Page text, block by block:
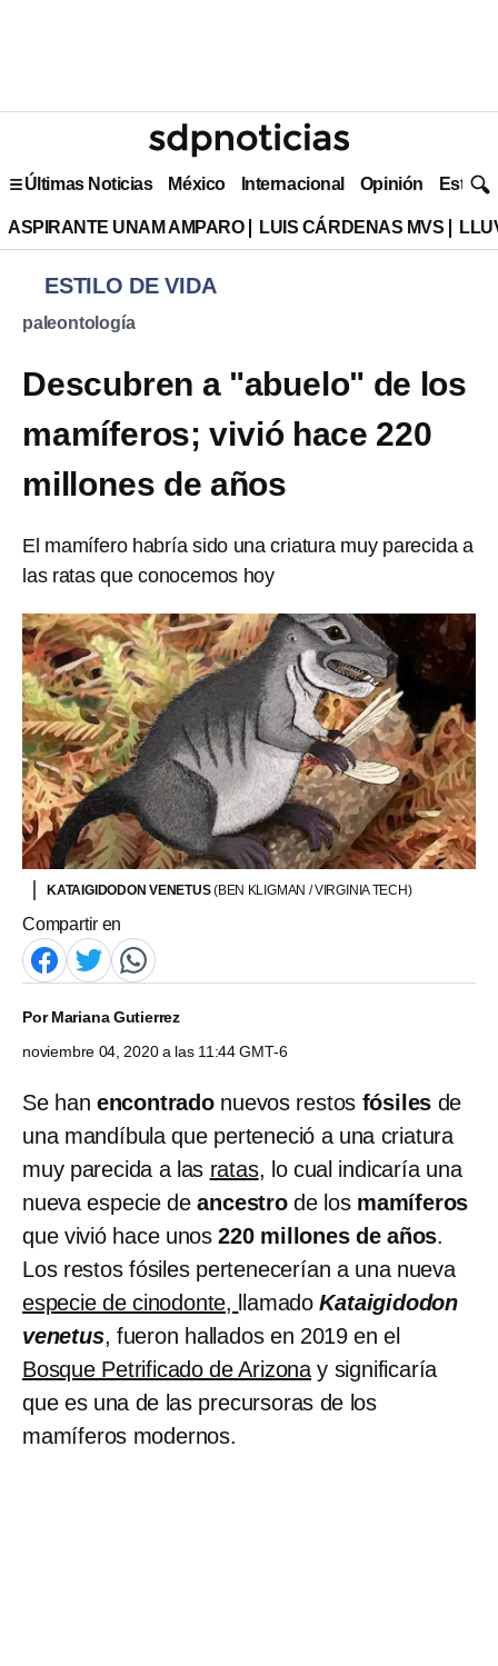
Últimas Noticias México Internacional Opinión Estilo
ASPIRANTE UNAM AMPARO LUIS CÁRDENAS MVS
ESTILO DE VIDA
paleontología
Descubren a "abuelo" de los
mamíferos; vivió hace 220
millones de años
El mamífero habría sido una criatura muy parecida a
las ratas que conocemos hoy
KATAIGIDODON VENETUS(BEN KLIGMAN / VIRGINIA TECH)
Compartir en
PorMariana Gutierrez
noviembre 04, 2020 a las 11:44 GMT-6
Se han encontradonuevos restos fósiles de
una mandíbula que perteneció a una criatura
muy parecida a las ratas, lo cual indicaría una
nueva especie deancestrode los mamíferos
que vivió hace unos220 millones de años.
Los restos fósiles pertenecerían a una nueva
especie de cinodonte,
llamadoKataigidodon
venetus, fueron hallados en 2019 en el
Bosque Petrificado de Arizona y significaría
que es una de las precursoras de los
mamíferos modernos.